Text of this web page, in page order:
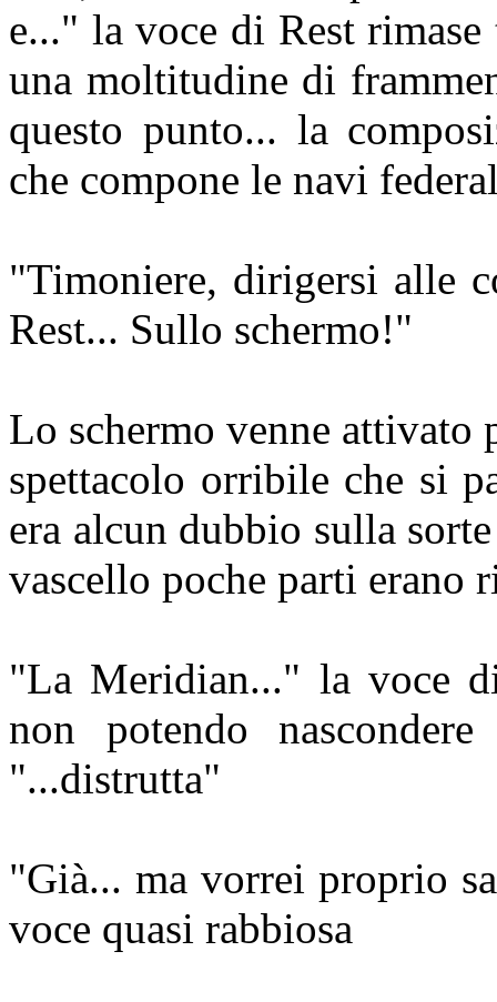
e..." la voce di Rest
una moltitudine di
questo punto... la
che compone le navi
"Timoniere, dirigersi alle
Rest... Sullo schermo!"
Lo schermo venne attivato
spettacolo orribile che si
era alcun dubbio sulla
vascello poche parti erano
"La Meridian..." la voce
non potendo
"...distrutta"
"Già... ma vorrei proprio
voce quasi rabbiosa